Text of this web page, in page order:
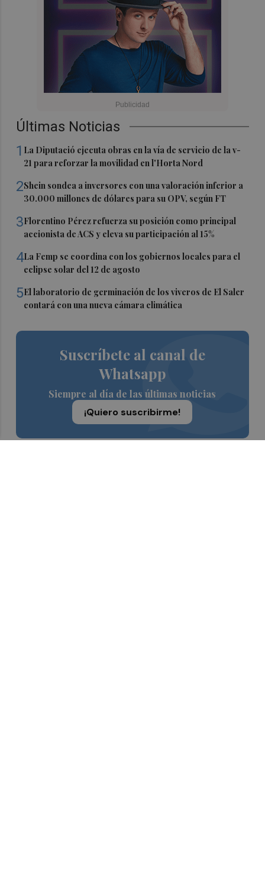
Últimas Noticias
1 La Diputació ejecuta obras en la vía de servicio de la v-
21 para reforzar la movilidad en l'Horta Nord
2Shein sondea a inversores con una valoración inferior a
30.000 millones de dólares para su OPV, según FT
3Florentino Pérez refuerza su posición como principal
accionista de ACS y eleva su participación al 15%
4La Femp se coordina con los gobiernos locales para el
eclipse solar del 12 de agosto
5El laboratorio de germinación de los viveros de El Saler
contará con una nueva cámara climática
Suscríbete al canal de
Whatsapp
Siempre al día de las últimas noticias
¡Quiero suscribirme!